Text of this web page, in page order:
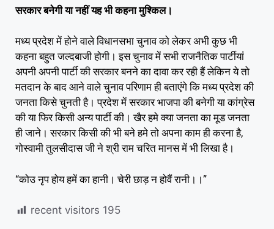
सरकार बनेगी या नहीं यह भी कहना मुश्किल।
मध्य प्रदेश में होने वाले विधानसभा चुनाव को लेकर अभी कुछ भी
कहना बहुत जल्दबाजी होगी। इस चुनाव में सभी राजनैतिक पार्टीयां
अपनी अपनी पार्टी की सरकार बनने का दावा कर रही हैं लेकिन ये तो
मतदान के बाद आने वाले चुनाव परिणाम ही बताएंगे कि मध्य प्रदेश की
जनता किसे चुनती है। प्रदेश में सरकार भाजपा की बनेगी या कांग्रेस
की या फिर किसी अन्य पार्टी की। खैर हमे क्या जनता का मूड जनता
ही जाने। सरकार किसी की भी बने हमे तो अपना काम ही करना है,
गोस्वामी तुलसीदास जी ने श्री राम चरित मानस में भी लिखा है।
“कोउ नृप होय हमें का हानी। चेरी छाड़ न होवैं रानी।।”
recent visitors 195